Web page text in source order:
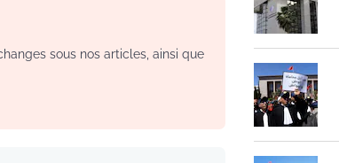
sous nos articles, ainsi que